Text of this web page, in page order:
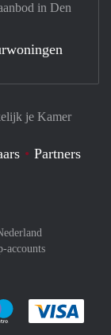
je Kamer
Partners
accounts
af met Paypal
gemakkelijk af met
Je rekent
in Den